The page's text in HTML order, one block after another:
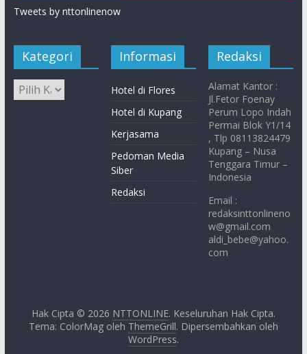
Tweets by nttonlinenow
Kategori Informasi
Hotel di Flores
Hotel di Kupang
Kerjasama
Pedoman Media
Siber
Redaksi
Redaksi
Alamat Kantor :
Jl.Fetor Foenay
Perum Lopo Indah
Permai Blok Y1/14
, Tlp 08113824479
Kupang – Nusa
Tenggara Timur –
Indonesia
Email :
redaksinttonlineno
w@gmail.com
aldi_bebe@yahoo.
com
Hak Cipta © 2026 NTTONLINE. Keseluruhan Hak Cipta.
Tema: ColorMag oleh ThemeGrill. Dipersembahkan oleh
WordPress.